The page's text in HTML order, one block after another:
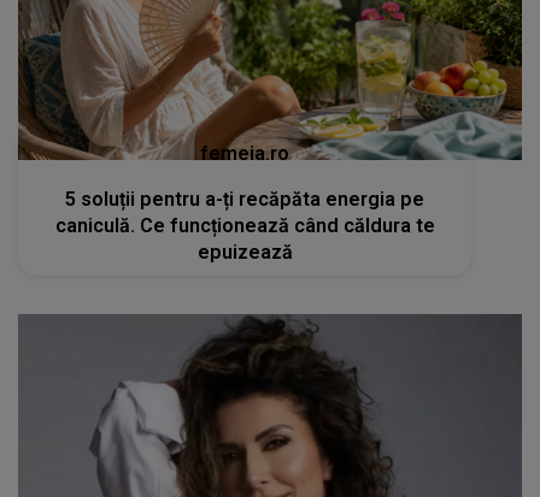
femeia.ro
5 soluții pentru a-ți recăpăta energia pe
caniculă. Ce funcționează când căldura te
epuizează